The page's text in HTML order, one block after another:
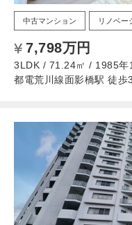
中古マンション リノベー
7,798万円
3LDK / 71.24㎡ / 1985年
都電荒川線面影橋駅 徒歩